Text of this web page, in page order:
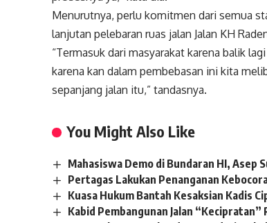
Menurutnya, perlu komitmen dari semua
lanjutan pelebaran ruas jalan Jalan KH
“Termasuk dari masyarakat karena balik
karena kan dalam pembebasan ini kita
sepanjang jalan itu,” tandasnya.
You Might Also Like
Mahasiswa Demo di Bundaran HI, Asep
Pertagas Lakukan Penanganan
Kuasa Hukum Bantah Kesaksian Kadis
Kabid Pembangunan Jalan